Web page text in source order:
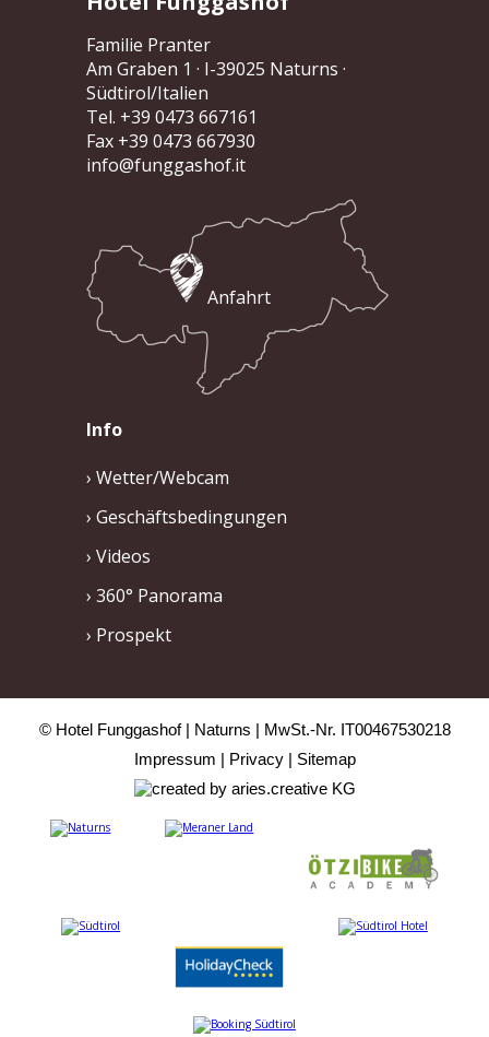
Familie Pranter
Am Graben 1 · I-39025 Naturns ·
Südtirol/Italien
Tel. +39 0473 667161
Fax +39 0473 667930
info@funggashof.it
Anfahrt
Info
Wetter/Webcam
Geschäftsbedingungen
Videos
360° Panorama
Prospekt
© Hotel Funggashof Naturns
MwSt.-Nr. IT00467530218
Impressum
Privacy Sitemap